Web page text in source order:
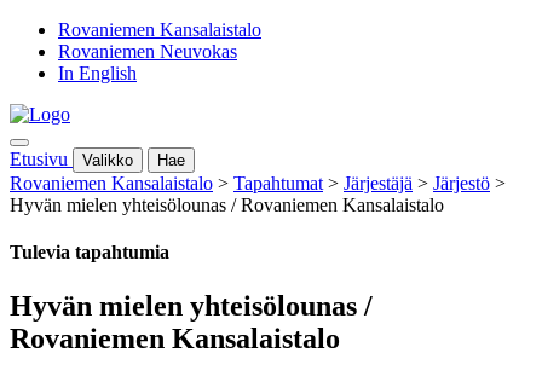
Rovaniemen Kansalaistalo
Rovaniemen Neuvokas
In English
Etusivu Valikko Hae
Rovaniemen Kansalaistalo > Tapahtumat > Järjestäjä > Järjestö >
Hyvän mielen yhteisölounas / Rovaniemen Kansalaistalo
Tulevia tapahtumia
Hyvän mielen yhteisölounas /
Rovaniemen Kansalaistalo